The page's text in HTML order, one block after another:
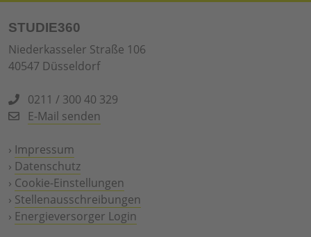
STUDIE360
Niederkasseler Straße 106
40547 Düsseldorf
0211 / 300 40 329
E-Mail senden
› Impressum
› Datenschutz
› Cookie-Einstellungen
› Stellenausschreibungen
› Energieversorger Login